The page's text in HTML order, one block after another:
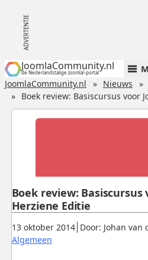
JoomlaCommunity.nl
de Nederlandstalige Joomla!-portal
JoomlaCommunity.nl Nieuws
Boek review: Basiscursus voor
Gepubliceerd:
13 oktober 2014. Door: Johan van
Algemeen.
Boek review: Basiscursus
Herziene Editie